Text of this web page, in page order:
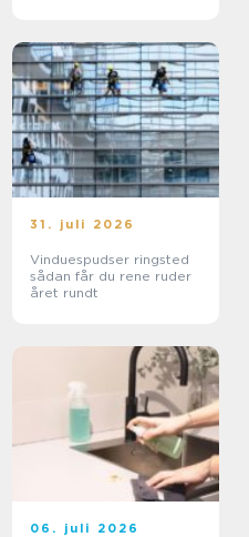
31. juli 2026
Vinduespudser ringsted
sådan får du rene ruder
året rundt
06. juli 2026